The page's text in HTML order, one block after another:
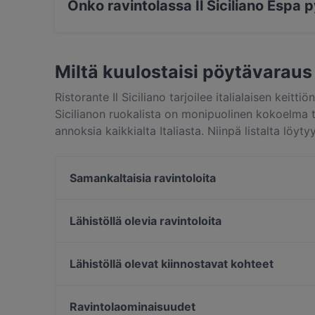
Onko ravintolassa Il Siciliano Espa
Miltä kuulostaisi
Ristorante Il Siciliano tarjoilee italialaisen
Sicilianon ruokalista on monipuolinen
annoksia kaikkialta Italiasta. Niinpä listalta
tietenkin klassisia jälkiruokia tiramisusta
kunnioittaen, ravintolassa maisteltavat viinit
Samankaltaisia ravintoloita
La Galleria
Lähistöllä olevia ravintoloita
Ravintola Kuunari Kathrina
Lähistöllä olevat kiinnostavat kohteet
Ympyrätalo, Helsinki
Ravintolaominaisuudet